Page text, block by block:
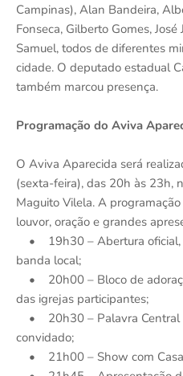
Campinas), Alan Bandeira,
Fonseca, Gilberto Gomes,
Samuel, todos de diferentes
cidade. O deputado estadual
também marcou presença.
Programação do Aviva
O Aviva Aparecida será
(sexta-feira), das 20h às 23h,
Maguito Vilela. A
louvor, oração e grandes
• 19h30 – Abertura oficial,
banda local;
• 20h00 – Bloco de
das igrejas participantes;
• 20h30 – Palavra Central
convidado;
• 21h00 – Show com Casa